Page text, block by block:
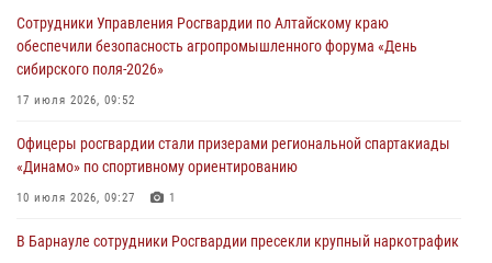
акции «Коробка храбрости»
Сотрудники Росгвардии провели встречу с юными пограничниками
03 июля 2026, 04:03
Управление Росгвардии по Алтайскому краю провело для детей
02 июля 2026, 00:55
Сотрудники Управления Росгвардии по Алтайскому краю
обеспечили безопасность агропромышленного форума «День
сибирского поля-2026»
17 июля 2026, 09:52
Офицеры росгвардии стали призерами региональной спартакиады
«Динамо» по спортивному ориентированию
10 июля 2026, 09:27 1
В Барнауле сотрудники Росгвардии пресекли крупный наркотрафик